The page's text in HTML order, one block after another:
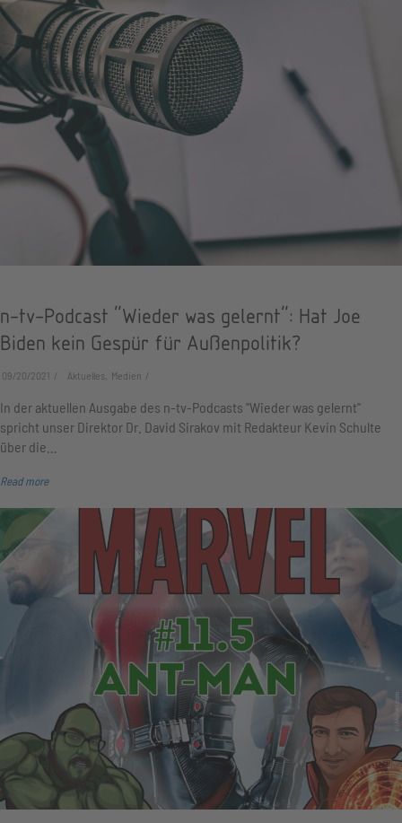
n-tv-Podcast "Wieder was gelernt": Hat Joe
Biden kein Gespür für Außenpolitik?
09/20/2021 Aktuelles, Medien
In der aktuellen Ausgabe des n-tv-Podcasts "Wieder was gelernt"
spricht unser Direktor Dr. David Sirakov mit Redakteur Kevin Schulte
über die…
Read more